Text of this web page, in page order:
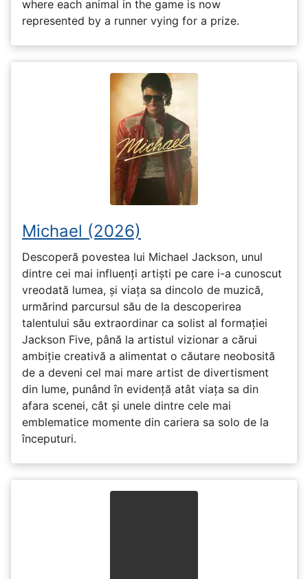
where each animal in the game is now
represented by a runner vying for a prize.
Michael (2026)
Descoperă povestea lui Michael Jackson, unul
dintre cei mai influenți artiști pe care i-a cunoscut
vreodată lumea, și viața sa dincolo de muzică,
urmărind parcursul său de la descoperirea
talentului său extraordinar ca solist al formației
Jackson Five, până la artistul vizionar a cărui
ambiție creativă a alimentat o căutare neobosită
de a deveni cel mai mare artist de divertisment
din lume, punând în evidență atât viața sa din
afara scenei, cât și unele dintre cele mai
emblematice momente din cariera sa solo de la
începuturi.